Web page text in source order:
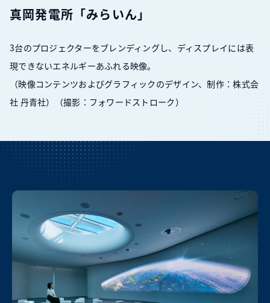
真岡発電所「みらいん」
3台のプロジェクターをブレンディングし、ディスプレイには表
現できないエネルギーあふれる映像。
（映像コンテンツおよびグラフィックのデザイン、制作：株式会
社 丹青社）（撮影：フォワードストローク）